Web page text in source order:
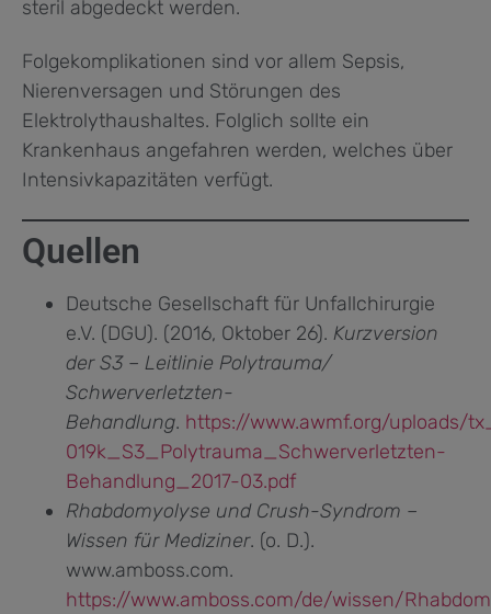
steril abgedeckt werden.
Folgekomplikationen sind vor allem Sepsis,
Nierenversagen und Störungen des
Elektrolythaushaltes. Folglich sollte ein
Krankenhaus angefahren werden, welches über
Intensivkapazitäten verfügt.
Quellen
Deutsche Gesellschaft für Unfallchirurgie
e.V. (DGU). (2016, Oktober 26). Kurzversion
der S3 – Leitlinie Polytrauma/
Schwerverletzten-
Behandlung. https://www.awmf.org/uploads/
019k_S3_Polytrauma_Schwerverletzten-
Behandlung_2017-03.pdf
Rhabdomyolyse und Crush-Syndrom –
Wissen für Mediziner. (o. D.).
www.amboss.com.
https://www.amboss.com/de/wissen/